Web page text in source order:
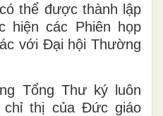
thể được thành lập
hiện các Phiên họp
với Đại hội Thường
Tổng Thư ký luôn
chỉ thị của Đức giáo